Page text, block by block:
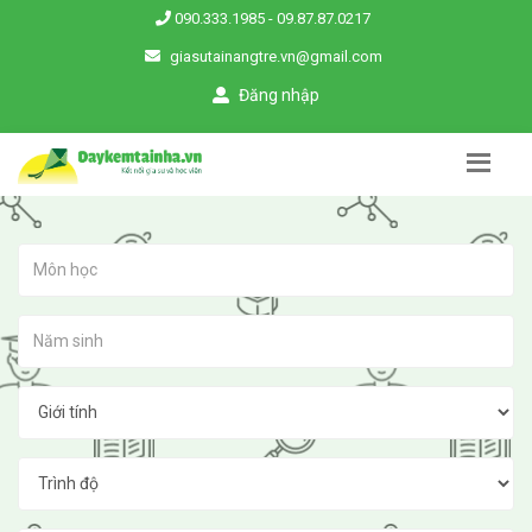
090.333.1985 - 09.87.87.0217
giasutainangtre.vn@gmail.com
Đăng nhập